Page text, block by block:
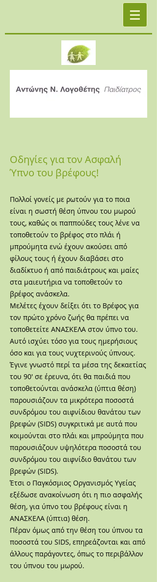
Οδηγίες για τον Ασφαλή
Ύπνο του βρέφους!
Πολλοί γονείς με ρωτούν για το ποια
είναι η σωστή θέση ύπνου του μωρού
τους, καθώς οι παππούδες τους λένε να
τοποθετούν το βρέφος στο πλάι ή
μπρούμητα ενώ έχουν ακούσει από
φίλους τους ή έχουν διαβάσει στο
διαδίκτυο ή από παιδιάτρους και μαίες
στα μαιευτήρια να τοποθετούν το
βρέφος ανάσκελα.
Μελέτες έχουν δείξει ότι το Βρέφος για
τον πρώτο χρόνο ζωής θα πρέπει να
τοποθετείτε ΑΝΑΣΚΕΛΑ στον ύπνο του.
Αυτό ισχύει τόσο για τους ημερήσιους
όσο και για τους νυχτερινούς ύπνους.
Έγινε γνωστό περί τα μέσα της δεκαετίας
του 90' σε έρευνα, ότι θα παιδιά που
τοποθετούνται ανάσκελα (ύπτια θέση)
παρουσιάζουν τα μικρότερα ποσοστά
συνδρόμου του αιφνίδιου θανάτου των
βρεφών (SIDS) συγκριτικά με αυτά που
κοιμούνται στο πλάι και μπρούμητα που
παρουσιάζουν υψηλότερα ποσοστά του
συνδρόμου του αιφνίδιο θανάτου των
βρεφών (SIDS).
Έτσι ο Παγκόσμιος Οργανισμός Υγείας
εξέδωσε ανακοίνωση ότι η πιο ασφαλής
θέση, για ύπνο του βρέφους είναι η
ΑΝΑΣΚΕΛΑ (ύπτια) θέση.
Πέραν όμως από την θέση του ύπνου τα
ποσοστά του SIDS, επηρεάζονται και από
άλλους παράγοντες, όπως το περιβάλλον
του ύπνου του μωρού.